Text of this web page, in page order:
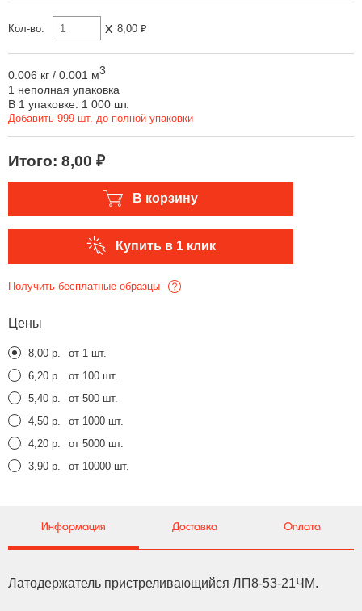
Кол-во: x 8,00 ₽
0.006 кг / 0.001 м3
1 неполная упаковка
В 1 упаковке: 1 000 шт.
Добавить 999 шт. до полной упаковки
Итого: 8,00 ₽
В корзину
Купить в 1 клик
Получить бесплатные образцы
Цены
8,00 р.
от 1 шт.
6,20 р.
от 100 шт.
5,40 р.
от 500 шт.
4,50 р.
от 1000 шт.
4,20 р.
от 5000 шт.
3,90 р.
от 10000 шт.
Информация Доставка Оплата
Латодержатель пристреливающийся ЛП8-53-21ЧМ.